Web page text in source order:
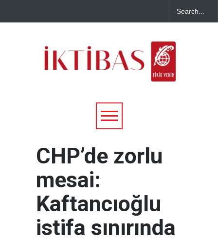
CHP’de zorlu
mesai:
Kaftancıoğlu
istifa sınırında